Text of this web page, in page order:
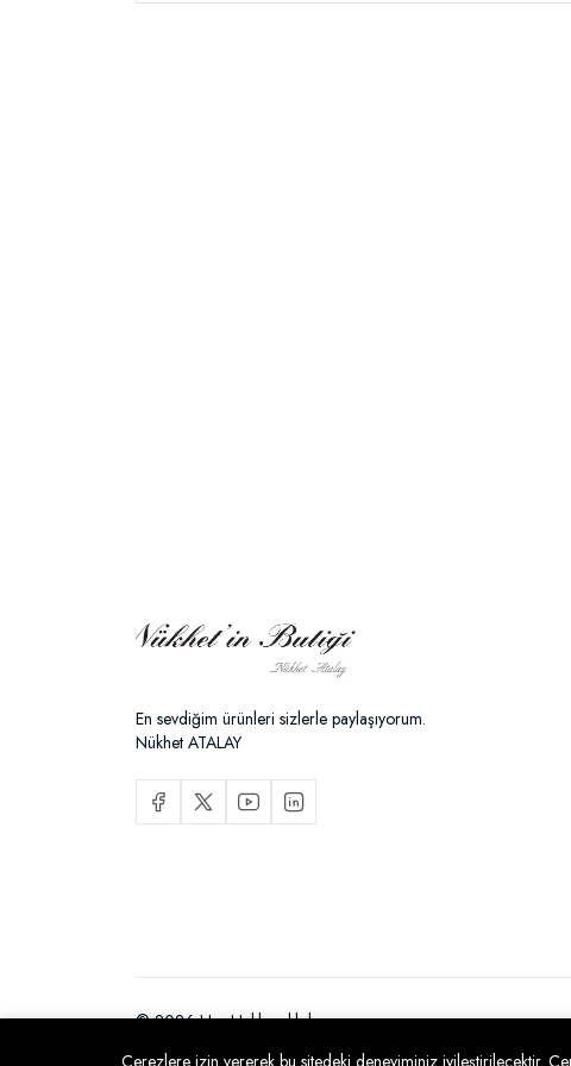
En sevdiğim ürünleri sizlerle paylaşıyorum.
Nükhet ATALAY
© 2026 Her Hakkı saklıdır
Çerezlere izin vererek bu sitedeki deneyiminiz iyileştirilecektir.